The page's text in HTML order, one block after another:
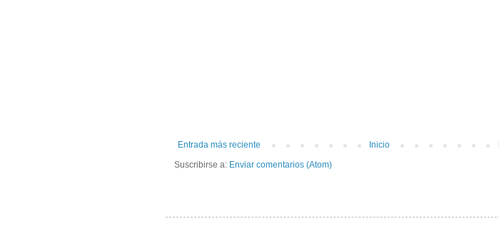
Entrada más reciente
Inicio
Suscribirse a: Enviar comentarios (Atom)